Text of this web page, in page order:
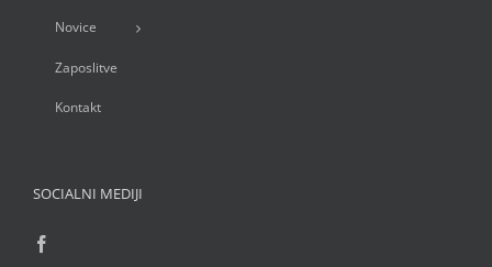
Novice
Zaposlitve
Kontakt
SOCIALNI MEDIJI